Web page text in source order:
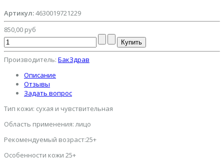
Артикул:4630019721229
850,00 руб
Производитель: БакЗдрав
Описание
Отзывы
Задать вопрос
Тип кожи: сухая и чувствительная
Область применения: лицо
Рекомендуемый возраст:25+
Особенности кожи 25+